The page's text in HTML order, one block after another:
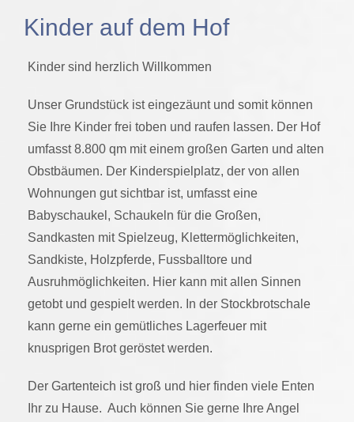
Kinder auf dem Hof
Kinder sind herzlich Willkommen
Unser Grundstück ist eingezäunt und somit können
Sie Ihre Kinder frei toben und raufen lassen. Der Hof
umfasst 8.800 qm mit einem großen Garten und alten
Obstbäumen. Der Kinderspielplatz, der von allen
Wohnungen gut sichtbar ist, umfasst eine
Babyschaukel, Schaukeln für die Großen,
Sandkasten mit Spielzeug, Klettermöglichkeiten,
Sandkiste, Holzpferde, Fussballtore und
Ausruhmöglichkeiten. Hier kann mit allen Sinnen
getobt und gespielt werden. In der Stockbrotschale
kann gerne ein gemütliches Lagerfeuer mit
knusprigen Brot geröstet werden.
Der Gartenteich ist groß und hier finden viele Enten
Ihr zu Hause. Auch können Sie gerne Ihre Angel